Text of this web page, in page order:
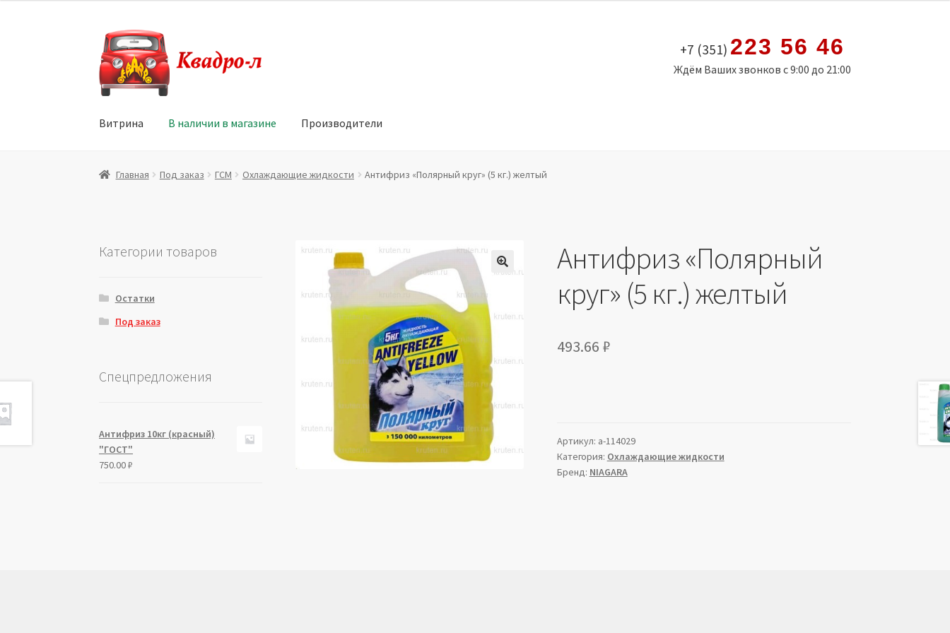
Перейти
к
навигации
Перейти
к
содержимому
+7 (351) 223 56 46
Ждём Ваших звонков с 9:00 до 21:00
Витрина В наличии в магазине Производители
Главная Витрина Мой аккаунт Политика в отношении обработки персональных данных Производители
Главная Под заказ ГСМ Охлаждающие жидкости Антифриз «Полярный круг» (5 кг.) желтый
Антифриз «Полярный
круг» (5 кг.) желтый
493.66 ₽
Артикул: a-114029
Категория: Охлаждающие жидкости
Бренд: NIAGARA
Категории товаров
Остатки
Под заказ
Спецпредложения
Антифриз 10кг (красный)
"ГОСТ"
750.00₽